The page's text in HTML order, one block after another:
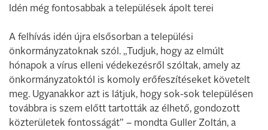
Idén még fontosabbak a települések ápolt terei
A felhívás idén újra elsősorban a települési
önkormányzatoknak szól. „Tudjuk, hogy az elmúlt
hónapok a vírus elleni védekezésről szóltak, amely az
önkormányzatoktól is komoly erőfeszítéseket követelt
meg. Ugyanakkor azt is látjuk, hogy sok-sok településen
továbbra is szem előtt tartották az élhető, gondozott
közterületek fontosságát” – mondta Guller Zoltán, a